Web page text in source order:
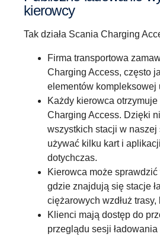
kierowcy
Tak działa Scania Charging
Firma transportowa
Charging Access, często
elementów kompleksowej
Każdy kierowca
Charging Access. Dzięki
wszystkich stacji w naszej
używać kilku kart i
dotychczas.
Kierowca może
gdzie znajdują się stacje
ciężarowych wzdłuż
Klienci mają dostęp do
przeglądu sesji